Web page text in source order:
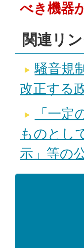
べき機器
関連リ
騒音規
改正する
「一
ものとし
示」等の